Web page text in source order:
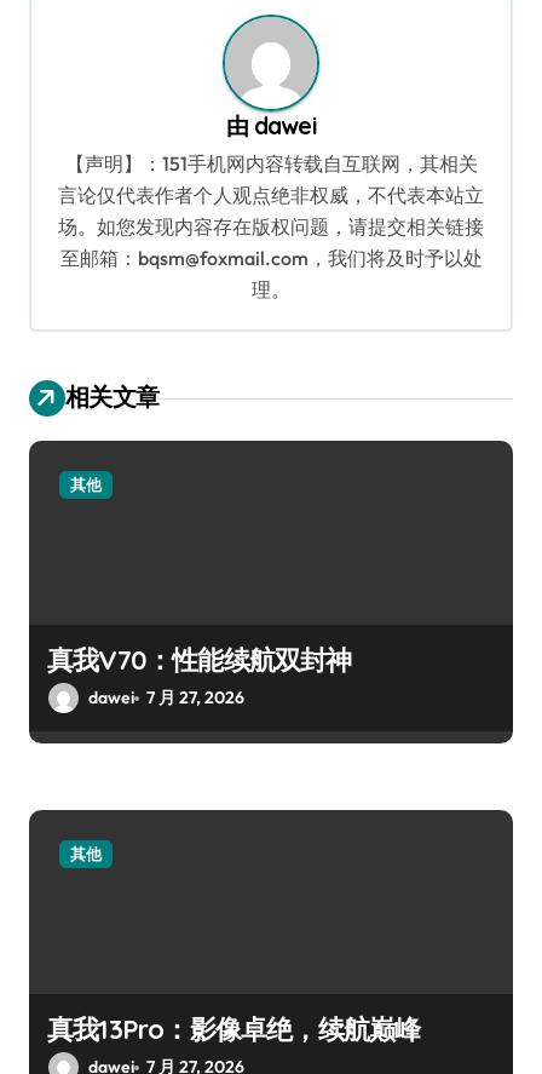
由 dawei
【声明】：151手机网内容转载自互联网，其相关
言论仅代表作者个人观点绝非权威，不代表本站立
场。如您发现内容存在版权问题，请提交相关链接
至邮箱：bqsm@foxmail.com，我们将及时予以处
理。
相关文章
其他
真我V70：性能续航双封神
dawei 7 月 27, 2026
其他
真我13Pro：影像卓绝，续航巅峰
dawei 7 月 27, 2026